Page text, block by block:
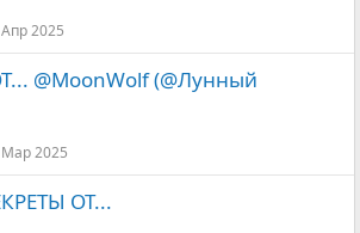
2025
@MoonWolf (@Лунный
2025
ОТ...